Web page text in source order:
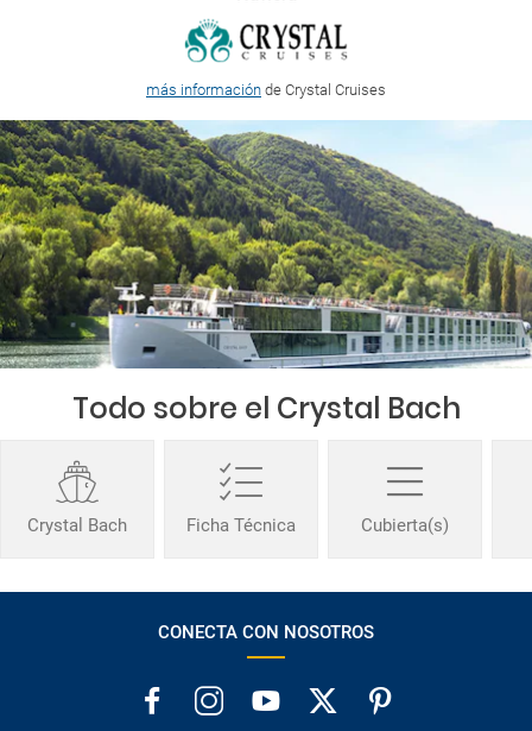
más información de Crystal Cruises
Todo sobre el Crystal Bach
Crystal Bach Ficha Técnica Cubierta(s)
CONECTA CON NOSOTROS